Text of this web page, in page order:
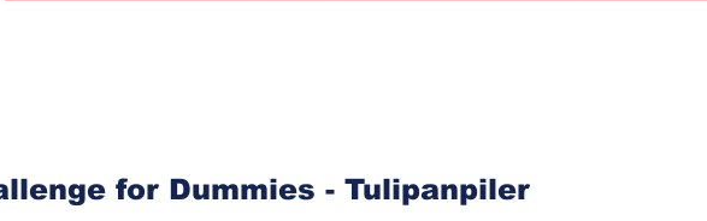
for Dummies - Tulipanpiler